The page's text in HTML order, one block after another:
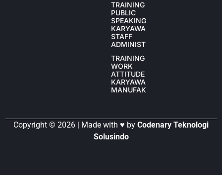
TRAINING
PUBLIC
SPEAKING
KARYAWAN
STAFF
ADMINISTRASI
TRAINING
WORK
ATTITUDE
KARYAWAN
MANUFAKTUR
Copyright © 2026 | Made with ♥ by Codenary Teknologi
Solusindo